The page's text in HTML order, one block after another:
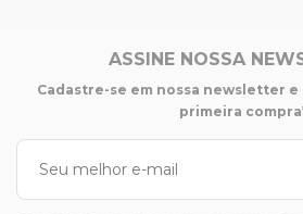
ASSINE NOSSA
Cadastre-se em nossa newsletter e
primeira